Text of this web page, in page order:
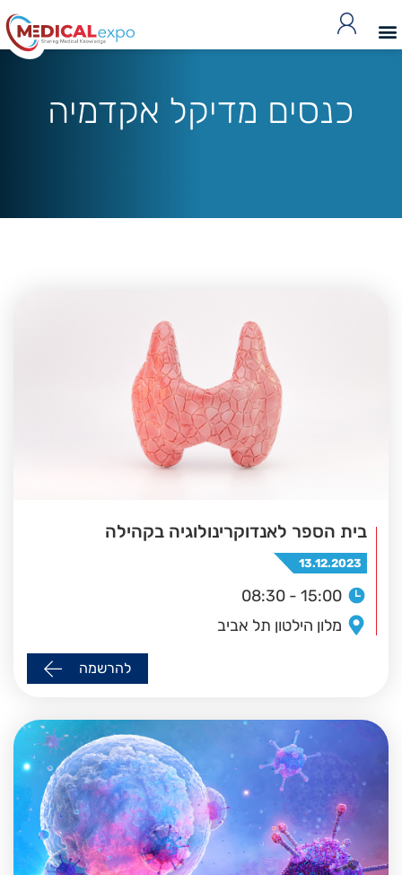
כנסים מדיקל אקדמיה
בית הספר לאנדוקרינולוגיה בקהילה
13.12.2023
08:30 - 15:00
מלון הילטון תל אביב
להרשמה